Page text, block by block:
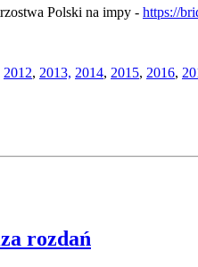
Polski na impy - https://
2012, 2013, 2014, 2015, 2016,
rozdań